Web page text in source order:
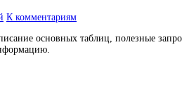
К комментариям
основных таблиц, полезные